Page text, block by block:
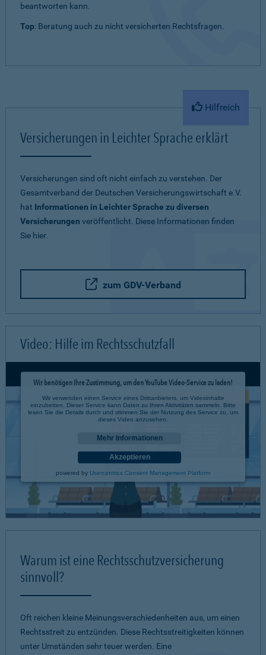
beantworten kann.
Top: Beratung auch zu nicht versicherten Rechtsfragen.
Hilfreich
Versicherungen in Leichter Sprache erklärt
Versicherungen sind oft nicht einfach zu verstehen. Der
Gesamtverband der Deutschen Versicherungswirtschaft e.V.
hat Informationen in Leichter Sprache zu diversen
Versicherungen veröffentlicht. Diese Informationen finden
Sie hier.
zum GDV-Verband
Video: Hilfe im Rechtsschutzfall
Wir benötigen Ihre Zustimmung, um den YouTube Video-Service zu laden!
Wir verwenden einen Service eines Drittanbieters, um Videoinhalte
einzubetten. Dieser Service kann Daten zu Ihren Aktivitäten sammeln. Bitte
lesen Sie die Details durch und stimmen Sie der Nutzung des Service zu, um
dieses Video anzusehen.
Mehr Informationen
Akzeptieren
powered by Usercentrics Consent Management Platform
Warum ist eine Rechtsschutzversicherung
sinnvoll?
Oft reichen kleine Meinungsverschiedenheiten aus, um einen
Rechtsstreit zu entzünden. Diese Rechtsstreitigkeiten können
unter Umständen sehr teuer werden. Eine